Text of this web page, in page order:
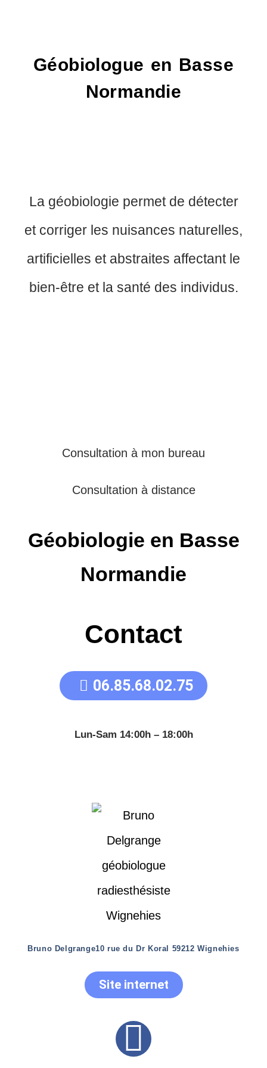
Géobiologue en Basse
Normandie
La géobiologie permet de détecter
et corriger les nuisances naturelles,
artificielles et abstraites affectant le
bien-être et la santé des individus.
Consultation à mon bureau
Consultation à distance
Géobiologie en Basse
Normandie
Contact
06.85.68.02.75
Lun-Sam 14:00h – 18:00h
Bruno Delgrange10 rue du Dr Koral 59212 Wignehies
Site internet